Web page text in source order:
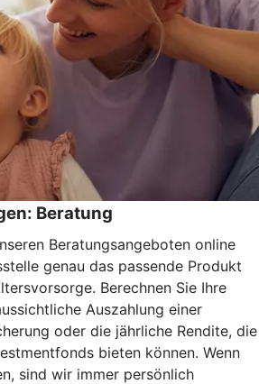
Beratung
Beratungsangeboten online
genau das passende Produkt
Berechnen Sie Ihre
Auszahlung einer
oder die jährliche Rendite, die
bieten können. Wenn
sind wir immer persönlich